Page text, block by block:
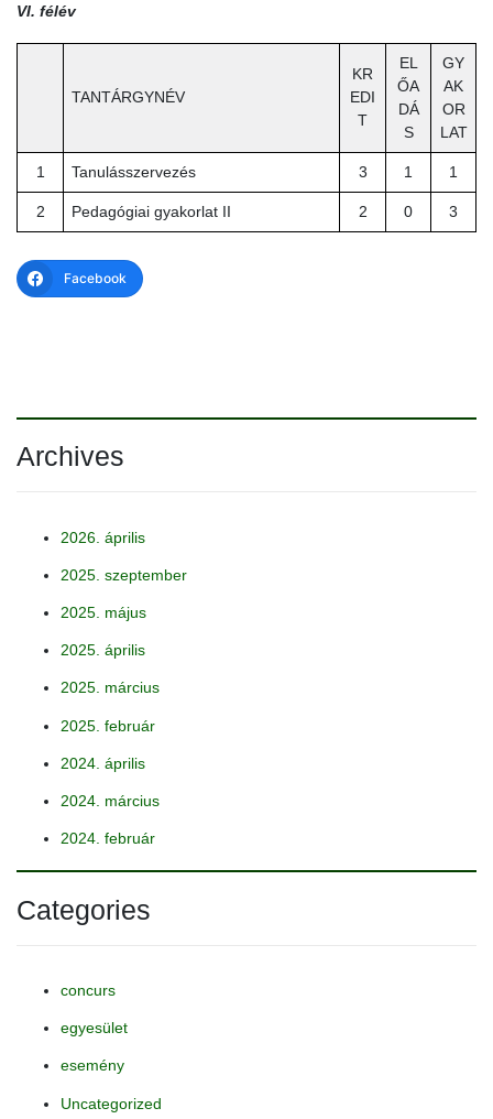
VI. félév
TANTÁRGYNÉV
KR
EDI
T
EL
ŐA
DÁ
S
GY
AK
OR
LAT
1 Tanulásszervezés 3 1 1
2 Pedagógiai gyakorlat II 2 0 3
Facebook
Archives
2026. április
2025. szeptember
2025. május
2025. április
2025. március
2025. február
2024. április
2024. március
2024. február
Categories
concurs
egyesület
esemény
Uncategorized